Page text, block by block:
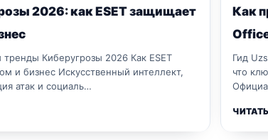
2026: как ESET защищает
тренды Киберугрозы 2026 Как ESET
и бизнес Искусственный интеллект,
атак и социаль…
Как
Гид
что
ЧИТАТЬ